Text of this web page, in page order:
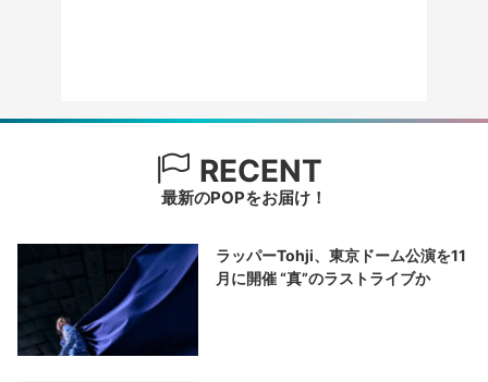
RECENT
最新のPOPをお届け！
ラッパーTohji、東京ドーム公演を11
月に開催 “真”のラストライブか